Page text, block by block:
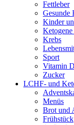
Fettleber
Gesunde
Kinder
Krebs
Sport
Vitamin D
Zucker
LCHF- und
Menüs
Brot und
Frühstück